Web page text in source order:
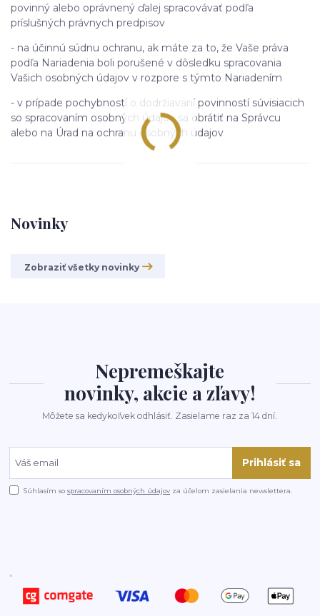
Novinky
Zobraziť všetky novinky
povinný alebo oprávnený ďalej spracovávať podľa
príslušných právnych predpisov
- na účinnú súdnu ochranu, ak máte za to, že Vaše práva
podľa Nariadenia boli porušené v dôsledku spracovania
Vašich osobných údajov v rozpore s týmto Nariadením
- v prípade pochybností o dodržiavaní povinností súvisiacich
so spracovaním osobných údajov sa obrátiť na Správcu
alebo na Úrad na ochranu osobných údajov
Nepremeškajte
novinky, akcie a zľavy!
Môžete sa kedykoľvek odhlásiť. Zasielame raz za 14 dní.
Prihlásiť sa
Súhlasím sospracovaním osobných údajov za účelom zasielania newslettera.